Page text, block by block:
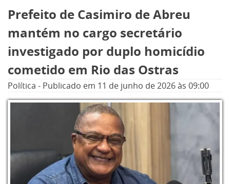
parcerias.
A iniciativa busca fortalecer o ambiente de
negócios local por meio do networking entre
empresas de diferentes segmentos. A
participação é gratuita e as informações
podem ser obtidas pelo telefone 22 2643-
2120. A Faculdade CNEC fica na Rua Renascer
da Terceira Idade, s/n, Jardim Campomar, em
Rio das Ostras.
Prefeito de Casimiro de Abreu
mantém no cargo secretário
investigado por duplo homicídio
cometido em Rio das Ostras
Política - Publicado em 11 de junho de 2026às 09:00